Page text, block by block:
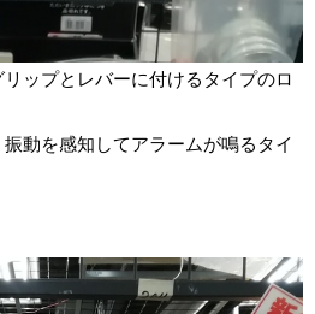
リップとレバーに付けるタイプのロ
動を感知してアラームが鳴るタイ